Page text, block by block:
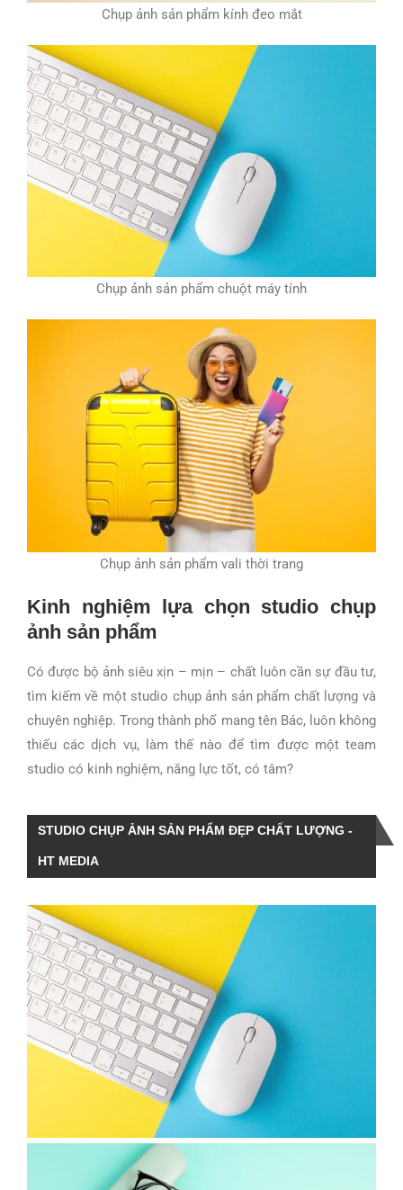
Chụp ảnh sản phẩm kính đeo mắt
Chụp ảnh sản phẩm chuột máy tính
Chụp ảnh sản phẩm vali thời trang
Kinh nghiệm lựa chọn studio chụp
ảnh sản phẩm
Có được bộ ảnh siêu xịn – mịn – chất luôn cần sự đầu tư,
tìm kiếm về một studio chụp ảnh sản phẩm chất lượng và
chuyên nghiệp. Trong thành phố mang tên Bác, luôn không
thiếu các dịch vụ, làm thế nào để tìm được một team
studio có kinh nghiệm, năng lực tốt, có tâm?
STUDIO CHỤP ẢNH SẢN PHẨM ĐẸP CHẤT LƯỢNG -
HT MEDIA